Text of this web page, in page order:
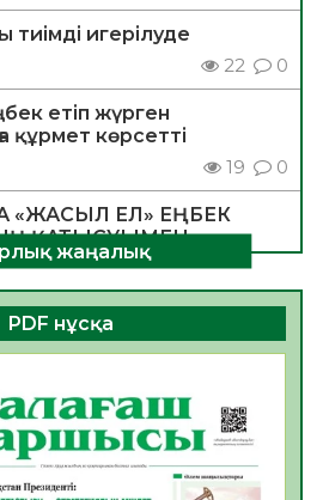
игерілуде
22 0
етіп жүрген
құрмет көрсетті
19 0
ЕЛ» ЕҢБЕК
ҚАТЫСУЫМЕН
ӨТТІ
18 0
тізімі шықты
Құрылтай сайлауынан
– қоғамдық пікір зерттеуі
18
жаңалық
PDF нұсқа